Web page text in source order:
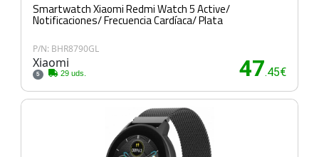
Smartwatch Xiaomi Redmi Watch 5 Active/
Notificaciones/ Frecuencia Cardíaca/ Plata
P/N: BHR8790GL
Xiaomi
5 29 uds. 47.45€